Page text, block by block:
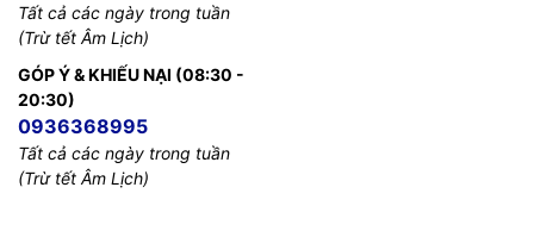
Tất cả các ngày trong tuần
(Trừ tết Âm Lịch)
GÓP Ý & KHIẾU NẠI (08:30 -
20:30)
0936368995
Tất cả các ngày trong tuần
(Trừ tết Âm Lịch)